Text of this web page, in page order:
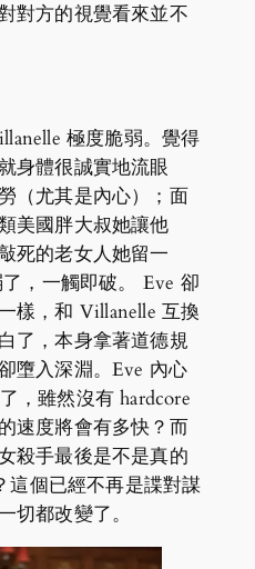
對方的視覺看來並不
極度脆弱。覺得
身體很誠實地流眼
（尤其是內心）；面
美國胖大叔她讓他
死的老女人她留一
，一觸即破。 Eve 卻
樣，和 Villanelle 互換
了，本身拿著道德規
墮入深淵。Eve 內心
，雖然沒有 hardcore
速度將會有多快？而
殺手最後是不是真的
這個已經不再是諜對謀
切都改變了。